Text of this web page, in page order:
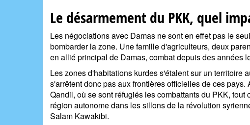
Le désarmement du PKK, quel
Les négociations avec Damas ne sont en effet pas le
bombarder la zone. Une famille d'agriculteurs, deux
en allié principal de Damas, combat depuis des années
Les zones d'habitations kurdes s'étalent sur un territoire
s'arrêtent donc pas aux frontières officielles de ces
Qandil, où se sont réfugiés les combattants du PKK,
région autonome dans les sillons de la révolution
Salam Kawakibi.